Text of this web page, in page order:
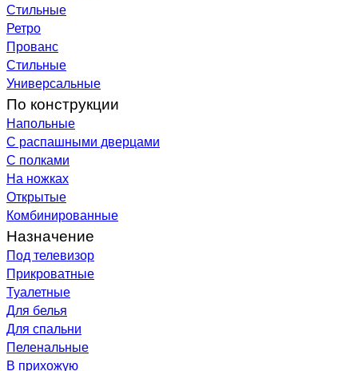
Стильные
Ретро
Прованс
Стильные
Универсальные
По конструкции
Напольные
С распашными дверцами
С полками
На ножках
Открытые
Комбинированные
Назначение
Под телевизор
Прикроватные
Туалетные
Для белья
Для спальни
Пеленальные
В прихожую